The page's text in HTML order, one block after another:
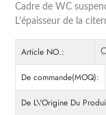
Cadre de WC
L'épaisseur de la
Article NO.:
De commande(MOQ):
De L\'Origine Du